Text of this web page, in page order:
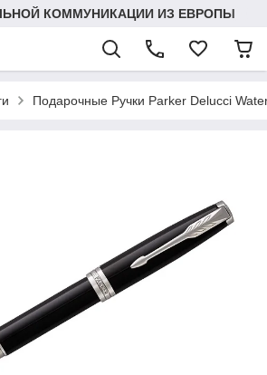
КОММУНИКАЦИИ ИЗ ЕВРОПЫ
Подарочные Ручки Parker Delucci